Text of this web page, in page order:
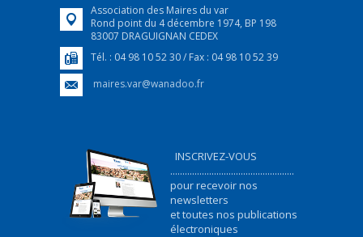
Association des Maires du var
Rond point du 4 décembre 1974, BP 198
83007 DRAGUIGNAN CEDEX
Tél. : 04 98 10 52 30 / Fax : 04 98 10 52 39
maires.var@wanadoo.fr
INSCRIVEZ-VOUS
...................................................
pour recevoir nos
newsletters
et toutes nos publications
électroniques